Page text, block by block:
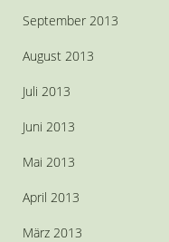
September 2013
August 2013
Juli 2013
Juni 2013
Mai 2013
April 2013
März 2013